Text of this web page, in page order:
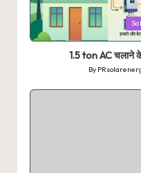
Posted
in
1.5 ton AC चलाने
Posted
by
By